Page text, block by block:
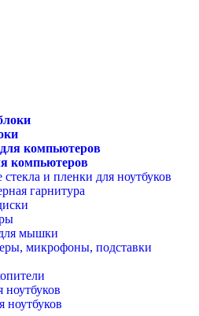
компьютеров
и пленки для ноутбуков
гарнитура
мышки
микрофоны, подставки
ноутбуков
ноутбуков